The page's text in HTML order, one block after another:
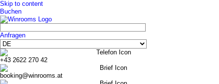
Skip to content
Buchen
Anfragen
+43 2622 270 42
booking@winrooms.at